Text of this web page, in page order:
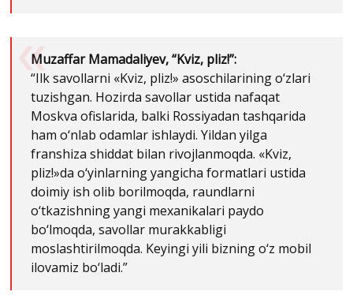
Muzaffar Mamadaliyev, “Kviz, pliz!”:
“Ilk savollarni «Kviz, pliz!» asoschilarining o‘zlari
tuzishgan. Hozirda savollar ustida nafaqat
Moskva ofislarida, balki Rossiyadan tashqarida
ham o‘nlab odamlar ishlaydi. Yildan yilga
franshiza shiddat bilan rivojlanmoqda. «Kviz,
pliz!»da o‘yinlarning yangicha formatlari ustida
doimiy ish olib borilmoqda, raundlarni
o‘tkazishning yangi mexanikalari paydo
bo‘lmoqda, savollar murakkabligi
moslashtirilmoqda. Keyingi yili bizning o‘z mobil
ilovamiz bo‘ladi.”